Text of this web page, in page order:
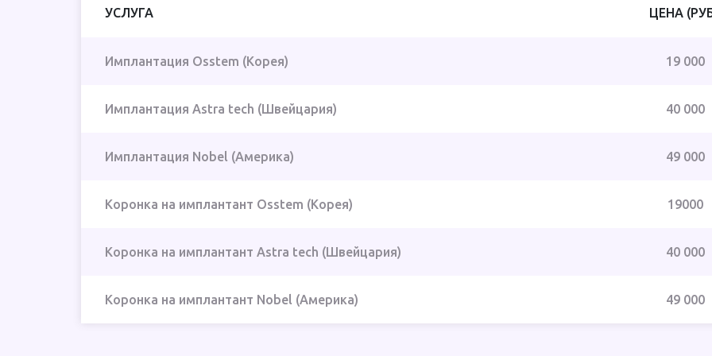
УСЛУГА ЦЕНА
Имплантация Osstem (Корея) 19 000
Имплантация Astra tech (Швейцария) 40 000
Имплантация Nobel (Америка) 49 000
Коронка на имплантант Osstem (Корея) 19000
Коронка на имплантант Astra tech (Швейцария) 40 000
Коронка на имплантант Nobel (Америка) 49 000